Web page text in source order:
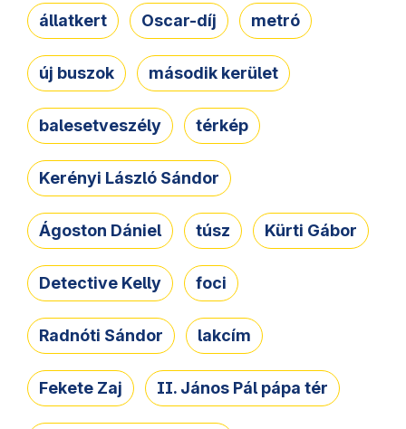
állatkert Oscar-díj metró
új buszok második kerület
balesetveszély térkép
Kerényi László Sándor
Ágoston Dániel túsz Kürti Gábor
Detective Kelly foci
Radnóti Sándor lakcím
Fekete Zaj II. János Pál pápa tér